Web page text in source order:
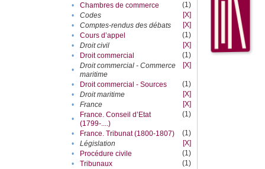
•
Chambres de commerce
(1)
•
Codes
[X]
•
Comptes-rendus des débats
[X]
•
Cours d’appel
(1)
•
Droit civil
[X]
•
Droit commercial
(1)
•
Droit commercial - Commerce
maritime
[X]
• Droit commercial - Sources
(1)
•
Droit maritime
[X]
•
France
[X]
•
France. Conseil d’Etat
(1799-....)
(1)
• France. Tribunat (1800-1807)
(1)
•
Législation
[X]
•
Procédure civile
(1)
•
Tribunaux
(1)